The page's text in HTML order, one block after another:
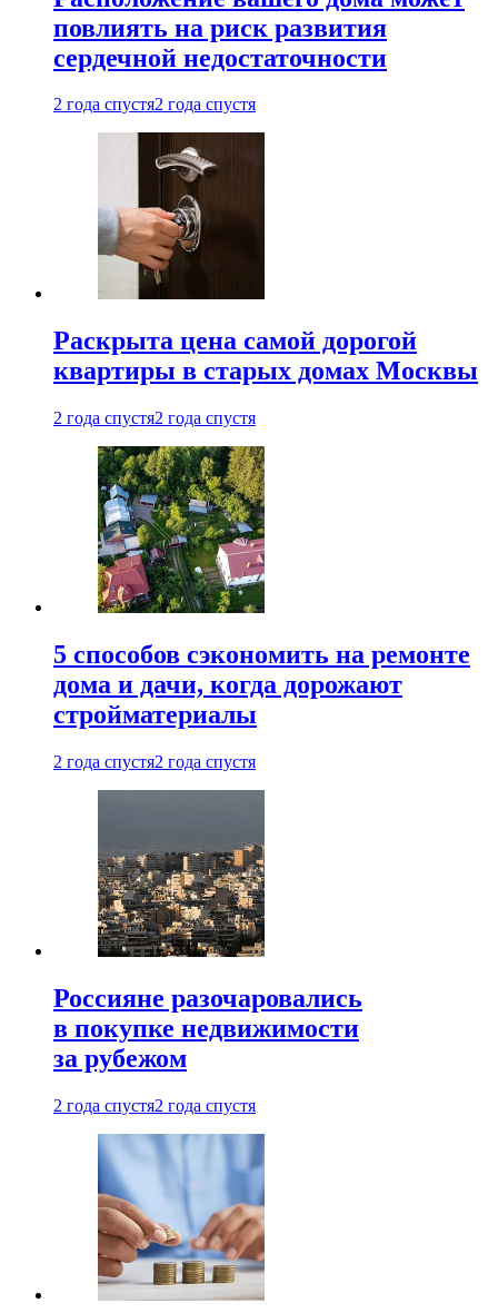
повлиять на риск развития
сердечной недостаточности
2 года спустя2 года спустя
Раскрыта цена самой дорогой
квартиры в старых домах Москвы
2 года спустя2 года спустя
5 способов сэкономить на ремонте
дома и дачи, когда дорожают
стройматериалы
2 года спустя2 года спустя
Россияне разочаровались
в покупке недвижимости
за рубежом
2 года спустя2 года спустя